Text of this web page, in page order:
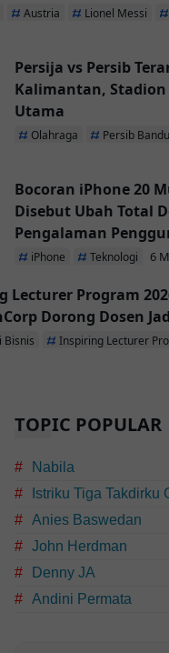
Austria Lionel Messi
Persija vs Persib
Kalimantan, Stadion
Utama
Olahraga Persib
Bocoran iPhone 20
Disebut Ubah Total
Pengalaman
iPhone Teknologi 6
Lecturer Program
Dorong Dosen
Bisnis Inspiring Lecturer
TOPIC POPULAR
Nabila
Istriku Tiga Takdirku
Anies Baswedan
John Herdman
Denny JA
Andini Permata